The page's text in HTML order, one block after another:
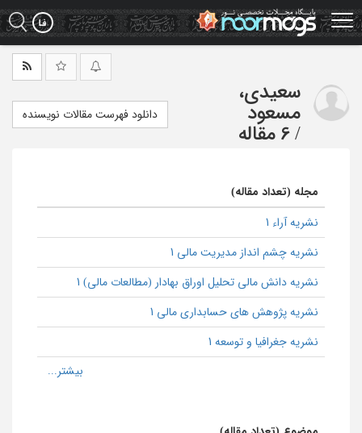
Skip
to
main
سعیدی،
مسعود
/ 6 مقاله
دانلود فهرست مقالات نویسنده
مجله (تعداد مقاله)
نشریه آراء 1
نشریه چشم انداز مدیریت مالی 1
نشریه دانش مالی تحلیل اوراق بهادار (مطالعات مالی) 1
نشریه پژوهش های حسابداری مالی 1
نشریه جغرافیا و توسعه 1